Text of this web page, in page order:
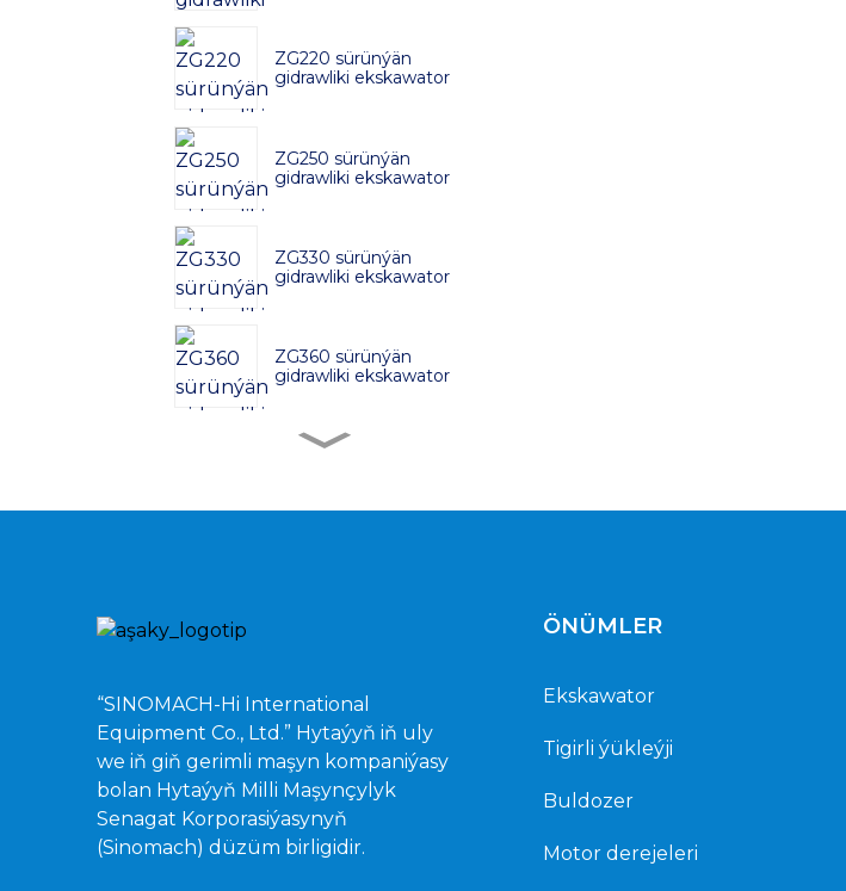
ZG220 sürünýän
gidrawliki ekskawator
ZG250 sürünýän
gidrawliki ekskawator
ZG330 sürünýän
gidrawliki ekskawator
ZG360 sürünýän
gidrawliki ekskawator
ZG520 sürünýän
gidrawliki ekskawator
“SINOMACH-Hi International
Equipment Co., Ltd.” Hytaýyň iň uly
we iň giň gerimli maşyn kompaniýasy
bolan Hytaýyň Milli Maşynçylyk
Senagat Korporasiýasynyň
(Sinomach) düzüm birligidir.
ÖNÜMLER
Ekskawator
Tigirli ýükleýji
Buldozer
Motor derejeleri